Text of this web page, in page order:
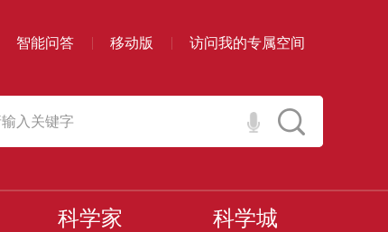
智能问答 移动版 访问我的专属空间
科学家 科学城